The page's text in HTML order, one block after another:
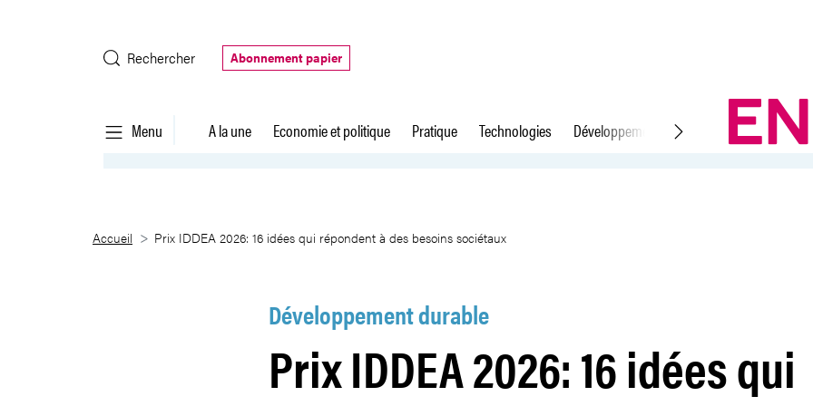
Rechercher
Abonnement papier
Menu A la une Economie et politique Pratique Technologies Développement durable Droit du travail
Prix IDDEA 2026: 16 idées qui répondent à des besoins sociétaux
Accueil Prix IDDEA 2026: 16 idées qui répondent à des besoins sociétaux
Développement durable
Prix IDDEA 2026: 16 idées qui